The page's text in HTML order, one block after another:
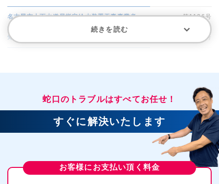
名古屋市上下水道局指定給水装置工事事業者 第1136号
知多市水道事業指定給水装置工事事業者 第97号
岡崎市水道局指定工事店 第341号
豊川市指定給水装置工事事業者 第163号
第308号
蒲郡市指定給水装置工事事業者 第114号
続きを読む
蛇口のトラブルはすべてお任せ！
すぐに解決いたします
お客様にお支払い頂く料金